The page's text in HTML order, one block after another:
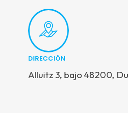
DIRECCIÓN
Alluitz 3, bajo 48200,